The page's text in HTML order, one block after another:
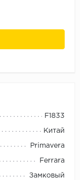
F1833
Китай
Primavera
Ferrara
Замковый